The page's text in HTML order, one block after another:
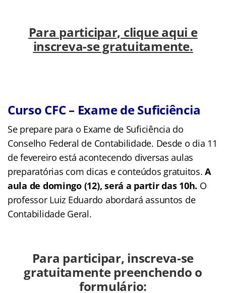
Para participar, clique aqui e
inscreva-se gratuitamente.
Curso CFC – Exame de Suficiência
Se prepare para o Exame de Suficiência do
Conselho Federal de Contabilidade. Desde o dia 11
de fevereiro está acontecendo diversas aulas
preparatórias com dicas e conteúdos gratuitos.A
aula de domingo (12), será a partir das 10h. O
professor Luiz Eduardo abordará assuntos de
Contabilidade Geral.
Para participar, inscreva-se
gratuitamente preenchendo o
formulário: